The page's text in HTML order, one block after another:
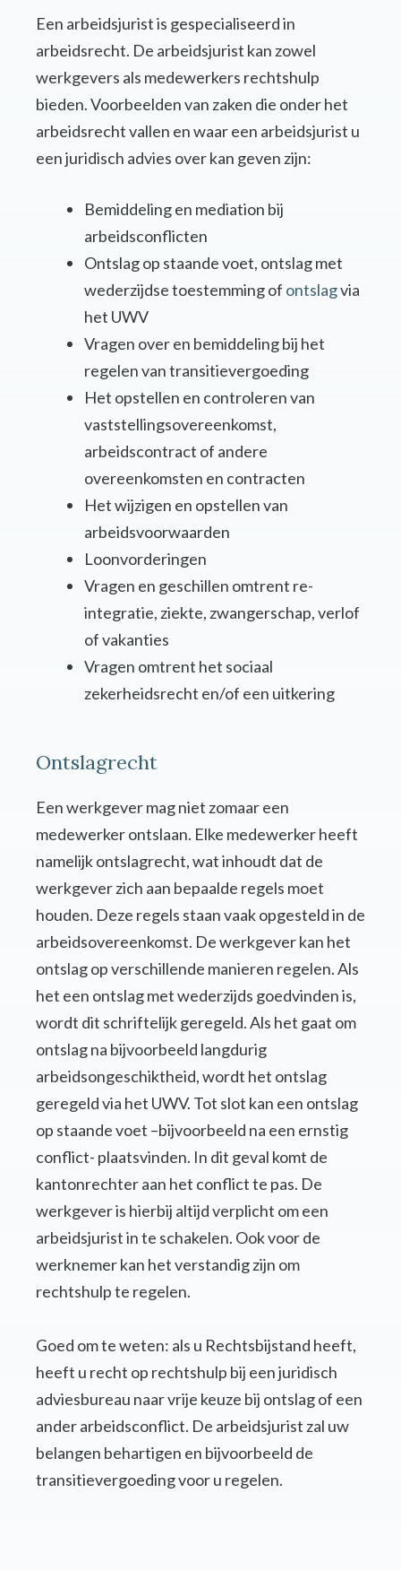
Een arbeidsjurist is gespecialiseerd in
arbeidsrecht. De arbeidsjurist kan zowel
werkgevers als medewerkers rechtshulp
bieden. Voorbeelden van zaken die onder het
arbeidsrecht vallen en waar een arbeidsjurist u
een juridisch advies over kan geven zijn:
Bemiddeling en mediation bij
arbeidsconflicten
Ontslag op staande voet, ontslag met
wederzijdse toestemming of ontslagvia
het UWV
Vragen over en bemiddeling bij het
regelen van transitievergoeding
Het opstellen en controleren van
vaststellingsovereenkomst,
arbeidscontract of andere
overeenkomsten en contracten
Het wijzigen en opstellen van
arbeidsvoorwaarden
Loonvorderingen
Vragen en geschillen omtrent re-
integratie, ziekte, zwangerschap, verlof
of vakanties
Vragen omtrent het sociaal
zekerheidsrecht en/of een uitkering
Ontslagrecht
Een werkgever mag niet zomaar een
medewerker ontslaan. Elke medewerker heeft
namelijk ontslagrecht, wat inhoudt dat de
werkgever zich aan bepaalde regels moet
houden. Deze regels staan vaak opgesteld in de
arbeidsovereenkomst. De werkgever kan het
ontslag op verschillende manieren regelen. Als
het een ontslag met wederzijds goedvinden is,
wordt dit schriftelijk geregeld. Als het gaat om
ontslag na bijvoorbeeld langdurig
arbeidsongeschiktheid, wordt het ontslag
geregeld via het UWV. Tot slot kan een ontslag
op staande voet –bijvoorbeeld na een ernstig
conflict- plaatsvinden. In dit geval komt de
kantonrechter aan het conflict te pas. De
werkgever is hierbij altijd verplicht om een
arbeidsjurist in te schakelen. Ook voor de
werknemer kan het verstandig zijn om
rechtshulp te regelen.
Goed om te weten: als u Rechtsbijstand heeft,
heeft u recht op rechtshulp bij een juridisch
adviesbureau naar vrije keuze bij ontslag of een
ander arbeidsconflict. De arbeidsjurist zal uw
belangen behartigen en bijvoorbeeld de
transitievergoeding voor u regelen.